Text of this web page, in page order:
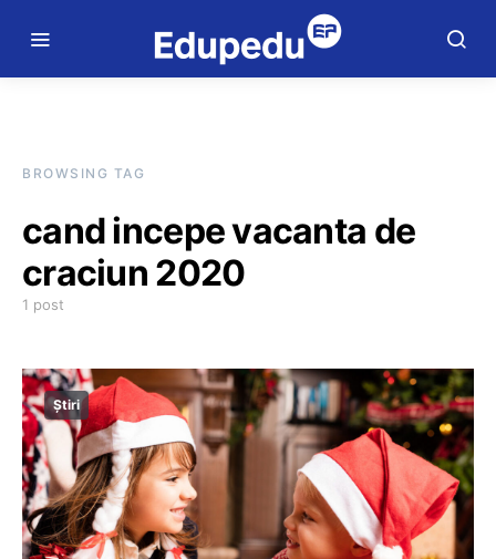
BROWSING TAG
cand incepe vacanta de
craciun 2020
1 post
Știri